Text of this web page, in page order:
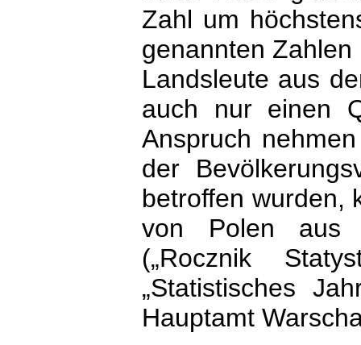
Zahl um
genannten
Landsleute aus
auch nur einen
Anspruch
der
betroffen wurden,
von Polen aus
(„Rocznik
„Statistisches
Hauptamt